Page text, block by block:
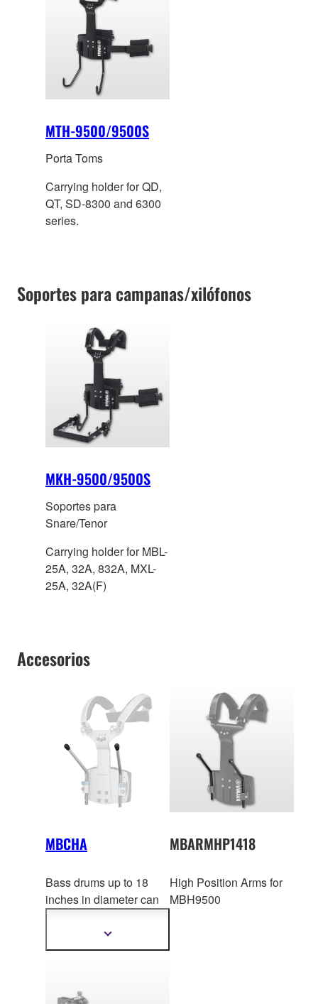
MTH-9500/9500S
Porta Toms
Carrying holder for QD,
QT, SD-8300 and 6300
series.
Soportes para campanas/xilófonos
MKH-9500/9500S
Soportes para
Snare/Tenor
Carrying holder for MBL-
25A, 32A, 832A, MXL-
25A, 32A(F)
Accesorios
MBCHA
Bass drums up to 18
inches in diameter can
sition using the
MBCHA high position
Mostrar
MBARMHP1418
High Position Arms for
MBH9500